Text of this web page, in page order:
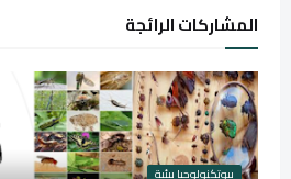
المشاركات الرائجة
بيوتكنولوجيا بيئية